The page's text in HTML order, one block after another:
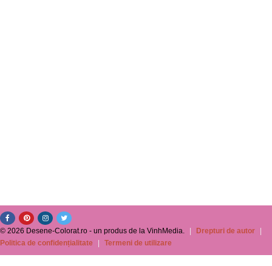
© 2026 Desene-Colorat.ro - un produs de la VinhMedia. | Drepturi de autor
|
Politica de confidențialitate
| Termeni de utilizare